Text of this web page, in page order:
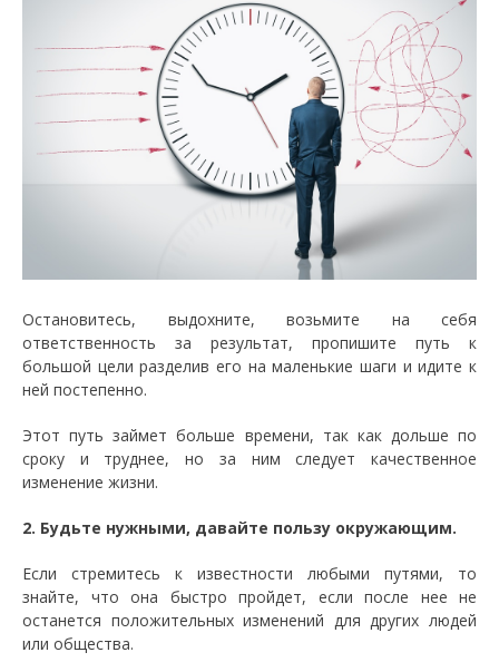
Остановитесь, выдохните, возьмите на себя
ответственность за результат, пропишите путь к
большой цели разделив его на маленькие шаги и идите к
ней постепенно.
Этот путь займет больше времени, так как дольше по
сроку и труднее, но за ним следует качественное
изменение жизни.
2. Будьте нужными, давайте пользу окружающим.
Если стремитесь к известности любыми путями, то
знайте, что она быстро пройдет, если после нее не
останется положительных изменений для других людей
или общества.